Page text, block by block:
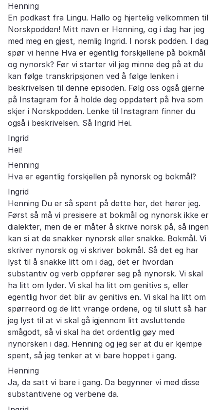
Henning
En podkast fra Lingu. Hallo og hjertelig velkommen til
Norskpodden! Mitt navn er Henning, og i dag har jeg
med meg en gjest, nemlig Ingrid. I norsk podden. I dag
spør vi henne Hva er egentlig forskjellene på bokmål
og nynorsk? Før vi starter vil jeg minne deg på at du
kan følge transkripsjonen ved å følge lenken i
beskrivelsen til denne episoden. Følg oss også gjerne
på Instagram for å holde deg oppdatert på hva som
skjer i Norskpodden. Lenke til Instagram finner du
også i beskrivelsen. Så Ingrid Hei.
Ingrid
Hei!
Henning
Hva er egentlig forskjellen på nynorsk og bokmål?
Ingrid
Henning Du er så spent på dette her, det hører jeg.
Først så må vi presisere at bokmål og nynorsk ikke er
dialekter, men de er måter å skrive norsk på, så ingen
kan si at de snakker nynorsk eller snakke. Bokmål. Vi
skriver nynorsk og vi skriver bokmål. Så det eg har
lyst til å snakke litt om i dag, det er hvordan
substantiv og verb oppfører seg på nynorsk. Vi skal
ha litt om lyder. Vi skal ha litt om genitivs s, eller
egentlig hvor det blir av genitivs en. Vi skal ha litt om
spørreord og de litt vrange ordene, og til slutt så har
jeg lyst til at vi skal gå igjennom litt avsluttende
smågodt, så vi skal ha det ordentlig gøy med
nynorsken i dag. Henning og jeg ser at du er kjempe
spent, så jeg tenker at vi bare hoppet i gang.
Henning
Ja, da satt vi bare i gang. Da begynner vi med disse
substantivene og verbene da.